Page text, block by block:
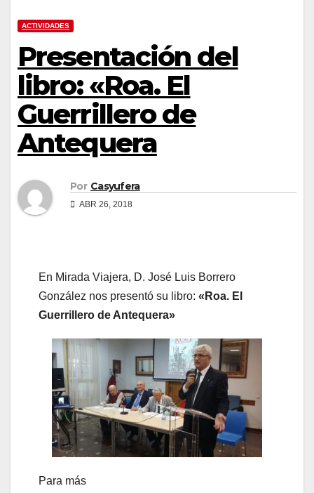
ACTIVIDADES
Presentación del
libro: «Roa. El
Guerrillero de
Antequera
Por Casyufera
ABR 26, 2018
En Mirada Viajera, D. José Luis Borrero
González nos presentó su libro: «Roa. El
Guerrillero de Antequera»
Para más